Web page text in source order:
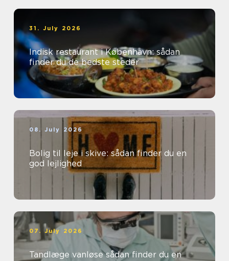
31. July 2026
Indisk restaurant i København: sådan
finder du de bedste steder
08. July 2026
Bolig til leje i skive: sådan finder du en
god lejlighed
07. July 2026
Tandlæge vanløse sådan finder du en